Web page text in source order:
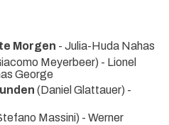
Morgen - Julia-Huda Nahas
Meyerbeer) - Lionel
George
(Daniel Glattauer) -
Massini) - Werner